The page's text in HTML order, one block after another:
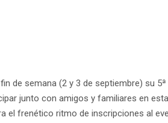
de semana (2 y 3 de septiembre) su
junto con amigos y familiares en
frenético ritmo de inscripciones al